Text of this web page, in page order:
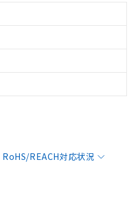
RoHS/REACH対応状況